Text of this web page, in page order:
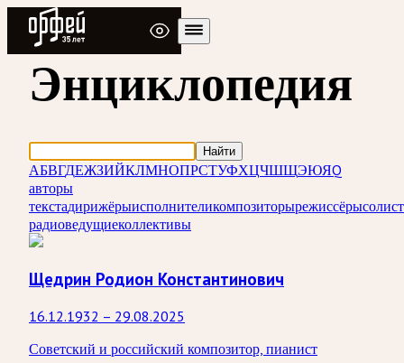
Радио Орфей
Энциклопедия
Найти
АБВГДЕЖЗИЙКЛМНОПРСТУФХЦЧШЩЭЮЯQ
авторы
текстадирижёрыисполнителикомпозиторырежиссёры
радиоведущиеколлективы
Щедрин Родион Константинович
16.12.1932 – 29.08.2025
Советский и российский композитор, пианист